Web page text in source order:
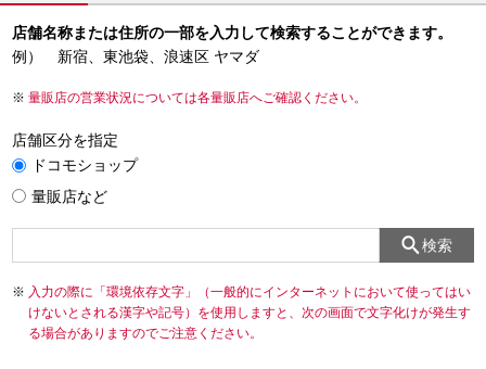
店舗名称または住所の一部を入力して検索することができます。
例） 新宿、東池袋、浪速区 ヤマダ
量販店の営業状況については各量販店へご確認ください。
店舗区分を指定
ドコモショップ
量販店など
検索
入力の際に「環境依存文字」（一般的にインターネットにおいて使ってはい
けないとされる漢字や記号）を使用しますと、次の画面で文字化けが発生す
る場合がありますのでご注意ください。